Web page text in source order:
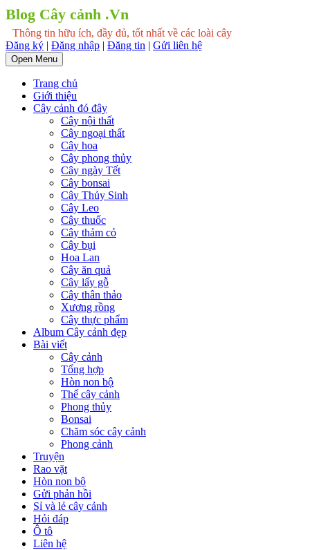
Blog Cây cảnh .Vn
Thông tin hữu ích, đầy đủ, tốt nhất về các loài cây
Đăng ký | Đăng nhập | Đăng tin | Gửi liên hệ
Open Menu
Trang chủ
Giới thiệu
Cây cảnh đó đây
Cây nội thất
Cây ngoại thất
Cây hoa
Cây phong thủy
Cây ngày Tết
Cây bonsai
Cây Thủy Sinh
Cây Leo
Cây thuốc
Cây thảm cỏ
Cây bụi
Hoa Lan
Cây ăn quả
Cây lấy gỗ
Cây thân thảo
Xương rồng
Cây thực phẩm
Album Cây cảnh đẹp
Bài viết
Cây cảnh
Tổng hợp
Hòn non bộ
Thế cây cảnh
Phong thủy
Bonsai
Chăm sóc cây cảnh
Phong cảnh
Truyện
Rao vặt
Hòn non bộ
Gửi phản hồi
Sỉ và lẻ cây cảnh
Hỏi đáp
Ô tô
Liên hệ